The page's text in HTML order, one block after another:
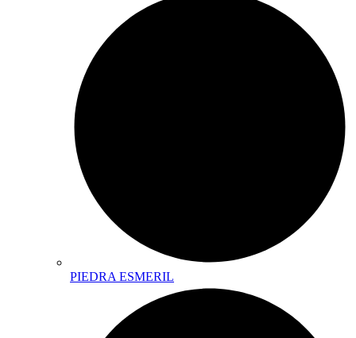
PIEDRA ESMERIL